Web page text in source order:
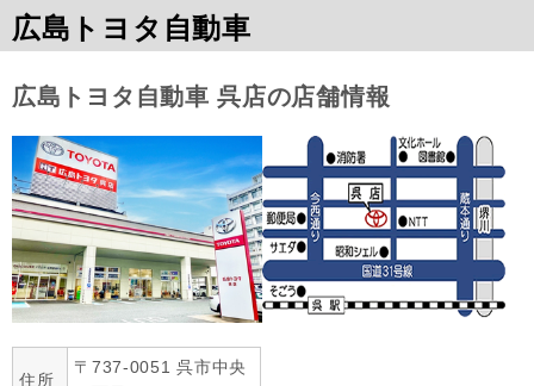
広島トヨタ自動車
広島トヨタ自動車 呉店の店舗情報
住所
〒737-0051 呉市中央